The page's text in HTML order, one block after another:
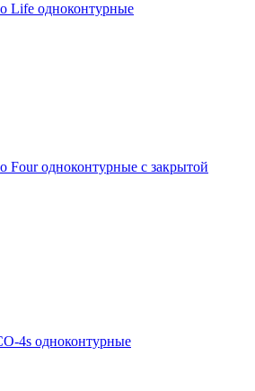
Life одноконтурные
Four одноконтурные с закрытой
4s одноконтурные